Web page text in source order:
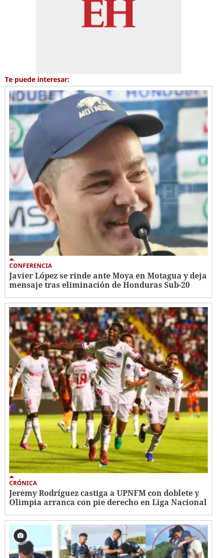
Te puede interesar:
CONFERENCIA
Javier López se rinde ante Moya en Motagua y deja
mensaje tras eliminación de Honduras Sub-20
CRÓNICA
Jeremy Rodríguez castiga a UPNFM con doblete y
Olimpia arranca con pie derecho en Liga Nacional